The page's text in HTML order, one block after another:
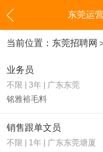
东莞运
当前位置： 东莞招聘网
业务员
不限 | 3年 | 广东东莞
铭雅裕毛料
销售跟单文员
不限 | 1年 | 广东东莞塘厦